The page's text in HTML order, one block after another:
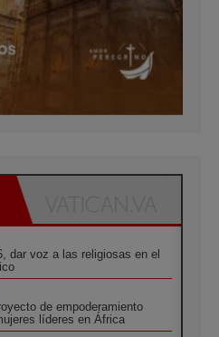
dar voz a las religiosas en el
de empoderamiento
líderes en África